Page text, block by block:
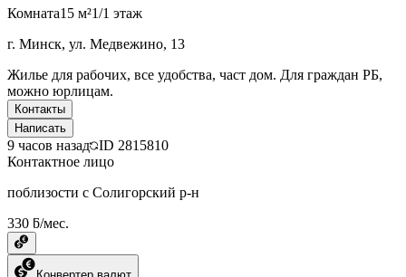
Комната15 м²1/1 этаж
г. Минск, ул. Медвежино, 13
Жилье для рабочих, все удобства, част дом. Для граждан РБ,
можно юрлицам.
Контакты
Написать
9 часов назад ID 2815810
Контактное лицо
поблизости с Солигорский р-н
330 ƃ/мес.